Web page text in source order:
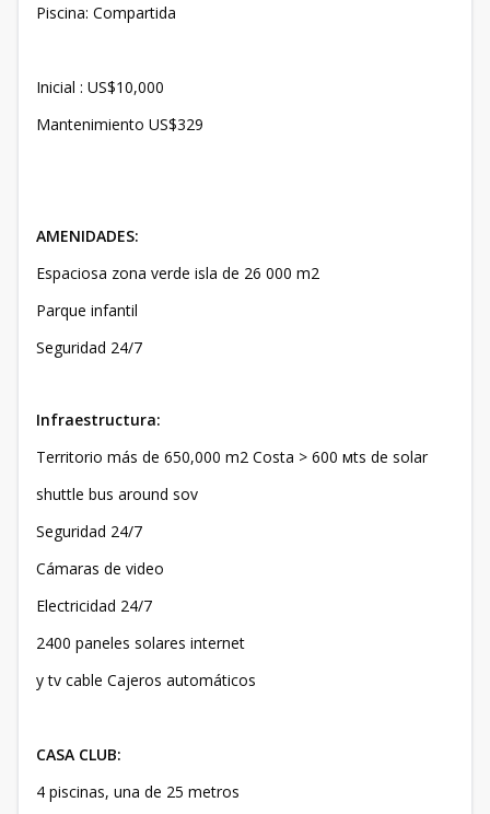
Piscina: Compartida
Inicial : US$10,000
Mantenimiento US$329
AMENIDADES:
Espaciosa zona verde isla de 26 000 m2
Parque infantil
Seguridad 24/7
Infraestructura:
Territorio más de 650,000 m2 Costa > 600 мts de solar
shuttle bus around sov
Seguridad 24/7
Cámaras de video
Electricidad 24/7
2400 paneles solares internet
y tv cable Cajeros automáticos
CASA CLUB:
4 piscinas, una de 25 metros